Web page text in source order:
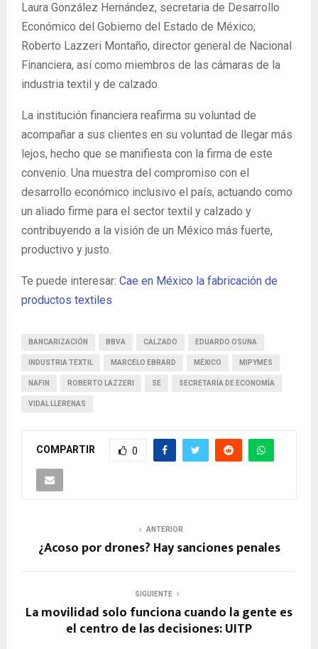
Laura González Hernández, secretaria de Desarrollo
Económico del Gobierno del Estado de México;
Roberto Lazzeri Montaño, director general de Nacional
Financiera, así como miembros de las cámaras de la
industria textil y de calzado.
La institución financiera reafirma su voluntad de
acompañar a sus clientes en su voluntad de llegar más
lejos, hecho que se manifiesta con la firma de este
convenio. Una muestra del compromiso con el
desarrollo económico inclusivo el país, actuando como
un aliado firme para el sector textil y calzado y
contribuyendo a la visión de un México más fuerte,
productivo y justo.
Te puede interesar: Cae en México la fabricación de
productos textiles
BANCARIZACIÓN BBVA CALZADO EDUARDO OSUNA
INDUSTRIA TEXTIL MARCELO EBRARD MÉXICO MIPYMES
NAFIN ROBERTO LAZZERI SE SECRETARÍA DE ECONOMÍA
VIDAL LLERENAS
COMPARTIR 0
ANTERIOR
¿Acoso por drones? Hay sanciones penales
SIGUIENTE
La movilidad solo funciona cuando la gente es
el centro de las decisiones: UITP